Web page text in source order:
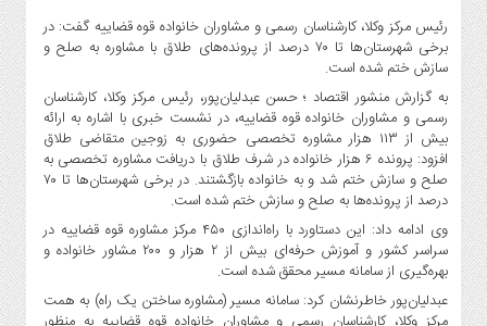
و
خودرو
استارت
آپ
و
فن
آوری
بانک
،
بیمه
و
ارز
دیجیتال
رئیس مرکز وکلا، کارشناسان رسمی و مشاوران خانواده قوه قضاییه گفت: در
برخی شهرستان‌ها تا ۷۰ درصد از پرونده‌های طلاق با مشاوره به صلح و
سازش ختم شده است.
به گزارش منشور اقتصاد ؛ حسن عبدلیان‌پور، رئیس مرکز وکلا، کارشناسان
رسمی و مشاوران خانواده قوه قضاییه، در نشست خبری با اشاره به ارائه
بیش از ۱۱۳ هزار مشاوره تخصصی حضوری به زوجین متقاضی طلاق
افزود: پرونده ۶ هزار خانواده در شرف طلاق با دریافت مشاوره تخصصی به
صلح و سازش ختم شد و به خانواده بازگشتند. در برخی شهرستان‌ها تا ۷۰
درصد از پرونده‌ها به صلح و سازش ختم شده است.
وی ادامه داد: این دستاورد با راه‌اندازی ۴۵۰ مرکز مشاوره قوه قضاییه در
سراسر کشور و آموزش حرفه‌ای بیش از ۲ هزار و ۲۰۰ مشاور خانواده و
بهره‌گیری از سامانه مسیر محقق شده است.
عبدلیان‌پور خاطرنشان کرد: سامانه مسیر (مشاوره ساختن یک راه) به همت